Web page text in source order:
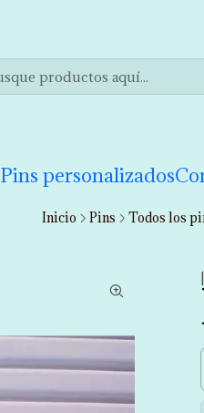
Pins personalizados
Inicio Pins Todos los